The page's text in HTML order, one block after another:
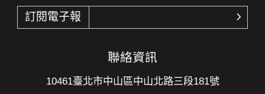
訂閱電子報
確認
聯絡資訊
10461臺北市中山區中山北路三段181號